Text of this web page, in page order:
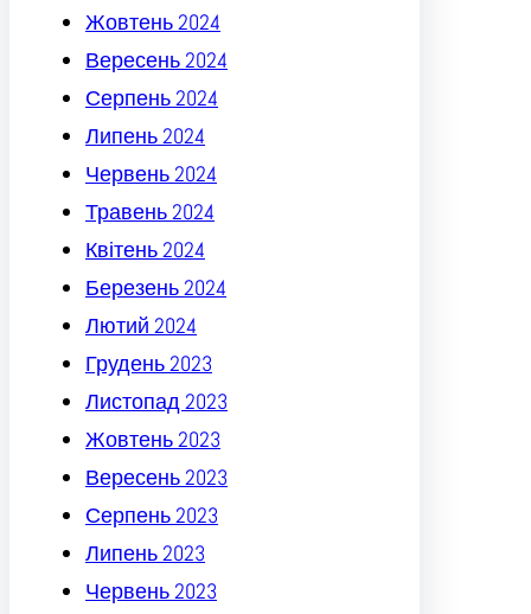
Жовтень 2024
Вересень 2024
Серпень 2024
Липень 2024
Червень 2024
Травень 2024
Квітень 2024
Березень 2024
Лютий 2024
Грудень 2023
Листопад 2023
Жовтень 2023
Вересень 2023
Серпень 2023
Липень 2023
Червень 2023